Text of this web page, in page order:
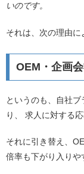
いのです。
それは、次の理由に
OEM・企画
というのも、自社
り、 求人に対する
それに引き替え、
倍率も下がり入りや